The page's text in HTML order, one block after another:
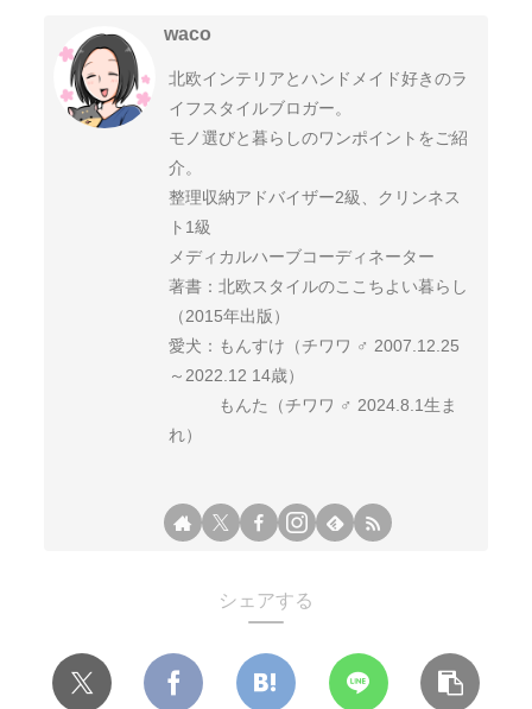
waco
北欧インテリアとハンドメイド好きのラ
イフスタイルブロガー。
モノ選びと暮らしのワンポイントをご紹
介。
整理収納アドバイザー2級、クリンネス
ト1級
メディカルハーブコーディネーター
著書：北欧スタイルのここちよい暮らし
（2015年出版）
愛犬：もんすけ（チワワ ♂ 2007.12.25
～2022.12 14歳）
もんた（チワワ ♂ 2024.8.1生ま
れ）
シェアする